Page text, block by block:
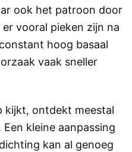
ook het patroon door
vooral pieken zijn na
hoog basaal
vaak sneller
kijkt, ontdekt meestal
kleine aanpassing
kan al genoeg